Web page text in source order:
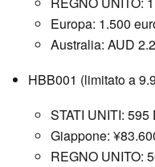
Europa: 1.500
Australia: AUD
HBB001 (limitato a
STATI UNITI: 595
Giappone:
REGNO UNITO: